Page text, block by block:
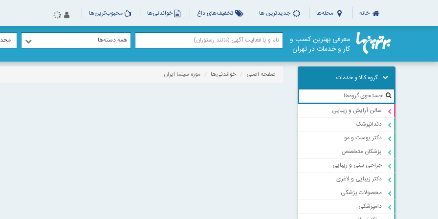
خانه محله‌ها جدیدترین ها تخفیف‌های داغ خواندنی‌ها محبوب‌ترین‌ها
معرفی بهترین کسب و
کار و خدمات در تهران
همه دسته‌ها
گروه کالا و خدمات
سالن آرایش و زیبایی
دندانپزشک
دکتر پوست و مو
پزشکان متخصص
جراحی بینی و زیبایی
دکتر زیبایی و لاغری
محصولات پزشکی
دامپزشکی
صفحه اصلی خواندنی‌ها موزه سینما ایران